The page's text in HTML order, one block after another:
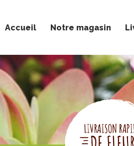
Accueil Notre magasin